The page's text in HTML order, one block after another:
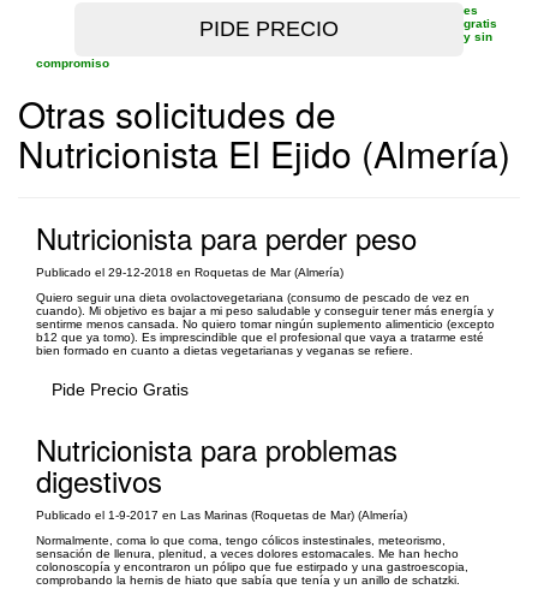
es
gratis
y sin
compromiso
Otras solicitudes de
Nutricionista El Ejido (Almería)
Nutricionista para perder peso
Publicado el 29-12-2018 en Roquetas de Mar (Almería)
Quiero seguir una dieta ovolactovegetariana (consumo de pescado de vez en
cuando). Mi objetivo es bajar a mi peso saludable y conseguir tener más energía y
sentirme menos cansada. No quiero tomar ningún suplemento alimenticio (excepto
b12 que ya tomo). Es imprescindible que el profesional que vaya a tratarme esté
bien formado en cuanto a dietas vegetarianas y veganas se refiere.
Pide Precio Gratis
Nutricionista para problemas
digestivos
Publicado el 1-9-2017 en Las Marinas (Roquetas de Mar) (Almería)
Normalmente, coma lo que coma, tengo cólicos instestinales, meteorismo,
sensación de llenura, plenitud, a veces dolores estomacales. Me han hecho
colonoscopía y encontraron un pólipo que fue estirpado y una gastroescopia,
comprobando la hernis de hiato que sabía que tenía y un anillo de schatzki.